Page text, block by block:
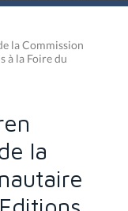
la Commission
à la Foire du
la